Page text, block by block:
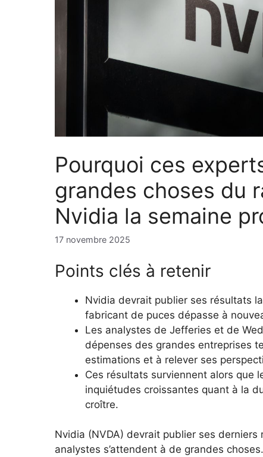
Pourquoi ces
grandes choses du
Nvidia la semaine
17 novembre 2025
Points clés à retenir
Nvidia devrait publier ses résultats
fabricant de puces dépasse à
Les analystes de Jefferies et de
dépenses des grandes entreprises
estimations et à relever ses
Ces résultats surviennent alors que
inquiétudes croissantes quant à la
croître.
Nvidia (NVDA) devrait publier ses
analystes s’attendent à de grandes choses.